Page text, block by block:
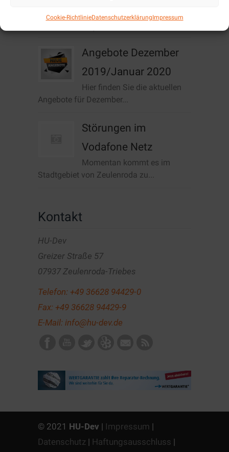
Cookie-RichtlinieDatenschutzerklärungImpressum
Aktuelles / News
Angebote Dezember
2019/Januar 2020
Hier finden Sie die aktuellen
Angebote für Dezember...
Störungen im
Vodafone Netz
Momentan kommt es im
Stadtgebiet von Zeulenroda zu...
Kontakt
HU-Dev
Greizer Straße 57
07937 Zeulenroda-Triebes
Telefon: +49 36628 94429-0
Fax: +49 36628 94429-9
E-Mail: info@hu-dev.de
© 2021 HU-Dev | Impressum |
Datenschutz | Haftungsausschluss |